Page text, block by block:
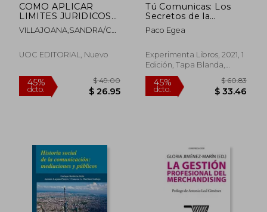
45% $ 89.42 45%
dcto.
COMO APLICAR
LIMITES JURIDICOS
PUBLICIDAD SEGUN
MEDIO DIFUS
VILLAJOANA,SANDRA/CUERVA
UOC EDITORIAL, Nuevo
Tú Comunicas: Los
Secretos de la
Comunicación a tu
Alcance
Paco Egea
Experimenta Libros, 2021, 1
Edición, Tapa Blanda,
Nuevo